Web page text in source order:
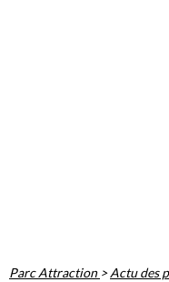
Parc Attraction >Actu des